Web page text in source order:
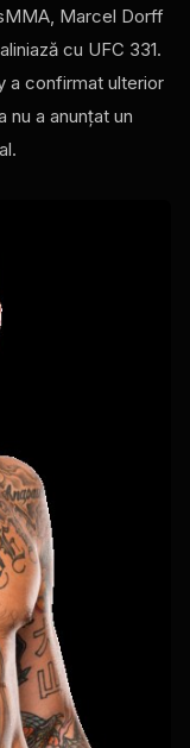
Marcel Dorff
cu UFC 331.
a confirmat ulterior
nu a anunțat un